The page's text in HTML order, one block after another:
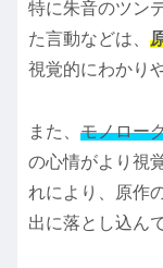
特に朱音のツン
た言動などは、
視覚的にわかり
また、 モノロー
の心情がより視
れにより、原作
出に落とし込ん